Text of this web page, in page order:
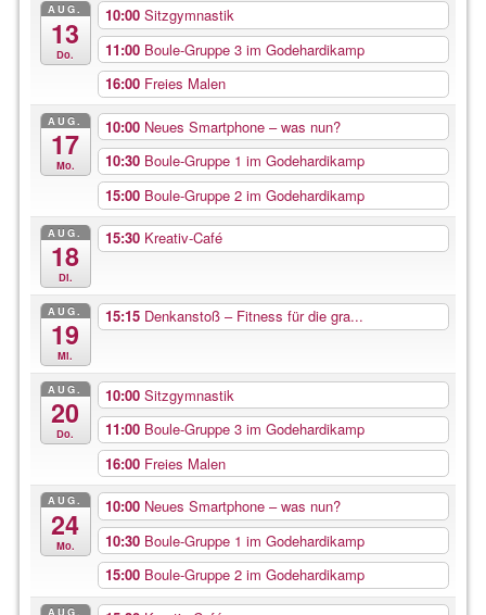
AUG.
13
Do.
10:00 Sitzgymnastik
11:00 Boule-Gruppe 3 im Godehardikamp
16:00 Freies Malen
AUG.
17
Mo.
10:00 Neues Smartphone – was nun?
10:30 Boule-Gruppe 1 im Godehardikamp
15:00 Boule-Gruppe 2 im Godehardikamp
AUG.
18
Di.
15:30 Kreativ-Café
AUG.
19
Mi.
15:15 Denkanstoß – Fitness für die gra...
AUG.
20
Do.
10:00 Sitzgymnastik
11:00 Boule-Gruppe 3 im Godehardikamp
16:00 Freies Malen
AUG.
24
Mo.
10:00 Neues Smartphone – was nun?
10:30 Boule-Gruppe 1 im Godehardikamp
15:00 Boule-Gruppe 2 im Godehardikamp
AUG.